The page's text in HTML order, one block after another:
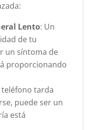
Lento: Un
de tu
un síntoma de
proporcionando
teléfono tarda
puede ser un
está